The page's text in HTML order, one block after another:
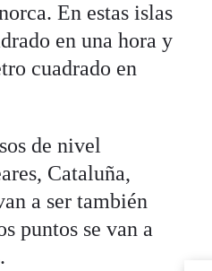
En estas islas
en una hora y
cuadrado en
de nivel
Cataluña,
a ser también
puntos se van a